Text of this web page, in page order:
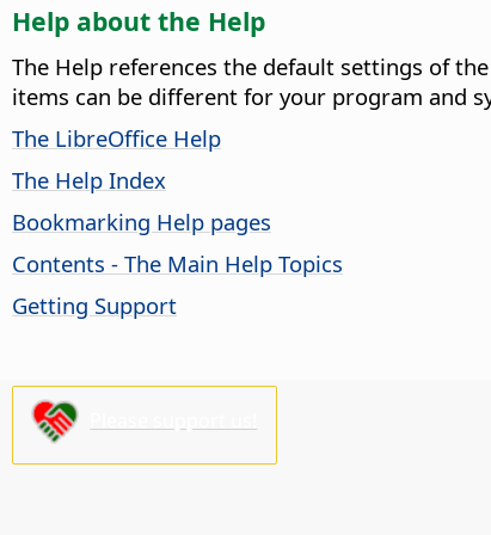
Help about the Help
The Help references the default settings of
items can be different for your program and
The LibreOffice Help
The Help Index
Bookmarking Help pages
Contents - The Main Help Topics
Getting Support